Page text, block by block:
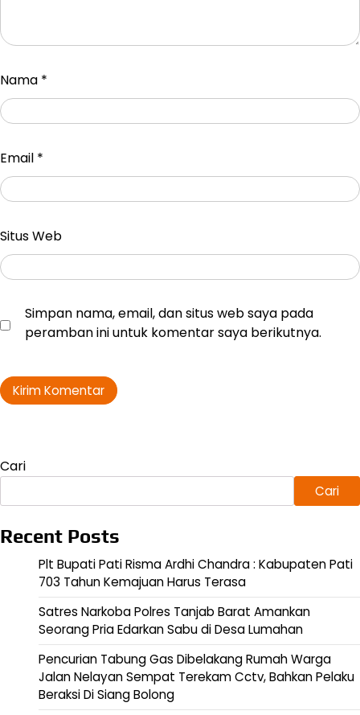
Nama *
Email *
Situs Web
Simpan nama, email, dan situs web saya pada
peramban ini untuk komentar saya berikutnya.
Cari
Cari
Recent Posts
Plt Bupati Pati Risma Ardhi Chandra : Kabupaten Pati
703 Tahun Kemajuan Harus Terasa
Satres Narkoba Polres Tanjab Barat Amankan
Seorang Pria Edarkan Sabu di Desa Lumahan
Pencurian Tabung Gas Dibelakang Rumah Warga
Jalan Nelayan Sempat Terekam Cctv, Bahkan Pelaku
Beraksi Di Siang Bolong